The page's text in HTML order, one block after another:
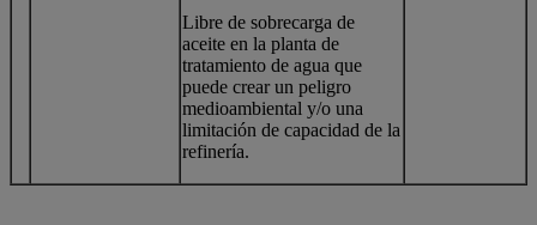
Libre de sobrecarga de
aceite en la planta de
tratamiento de agua que
puede crear un peligro
medioambiental y/o una
limitación de capacidad de la
refinería.